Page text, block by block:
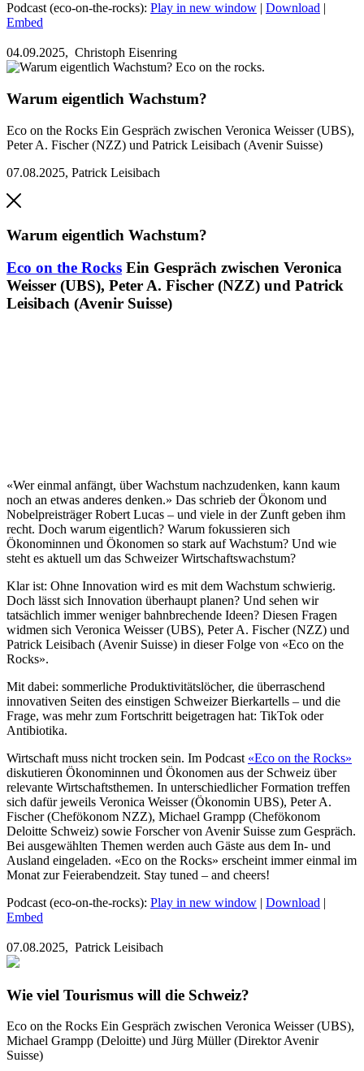
Podcast (eco-on-the-rocks): Play in new window | Download |
Embed
04.09.2025, Christoph Eisenring
Warum eigentlich Wachstum?
Eco on the Rocks Ein Gespräch zwischen Veronica Weisser (UBS),
Peter A. Fischer (NZZ) und Patrick Leisibach (Avenir Suisse)
07.08.2025, Patrick Leisibach
Warum eigentlich Wachstum?
Eco on the Rocks Ein Gespräch zwischen Veronica
Weisser (UBS), Peter A. Fischer (NZZ) und Patrick
Leisibach (Avenir Suisse)
«Wer einmal anfängt, über Wachstum nachzudenken, kann kaum
noch an etwas anderes denken.» Das schrieb der Ökonom und
Nobelpreisträger Robert Lucas – und viele in der Zunft geben ihm
recht. Doch warum eigentlich? Warum fokussieren sich
Ökonominnen und Ökonomen so stark auf Wachstum? Und wie
steht es aktuell um das Schweizer Wirtschaftswachstum?
Klar ist: Ohne Innovation wird es mit dem Wachstum schwierig.
Doch lässt sich Innovation überhaupt planen? Und sehen wir
tatsächlich immer weniger bahnbrechende Ideen? Diesen Fragen
widmen sich Veronica Weisser (UBS), Peter A. Fischer (NZZ) und
Patrick Leisibach (Avenir Suisse) in dieser Folge von «Eco on the
Rocks».
Mit dabei: sommerliche Produktivitätslöcher, die überraschend
innovativen Seiten des einstigen Schweizer Bierkartells – und die
Frage, was mehr zum Fortschritt beigetragen hat: TikTok oder
Antibiotika.
Wirtschaft muss nicht trocken sein. Im Podcast «Eco on the Rocks»
diskutieren Ökonominnen und Ökonomen aus der Schweiz über
relevante Wirtschaftsthemen. In unterschiedlicher Formation treffen
sich dafür jeweils Veronica Weisser (Ökonomin UBS), Peter A.
Fischer (Chefökonom NZZ), Michael Grampp (Chefökonom
Deloitte Schweiz) sowie Forscher von Avenir Suisse zum Gespräch.
Bei ausgewählten Themen werden auch Gäste aus dem In- und
Ausland eingeladen. «Eco on the Rocks» erscheint immer einmal im
Monat zur Feierabendzeit. Stay tuned – and cheers!
Podcast (eco-on-the-rocks): Play in new window | Download |
Embed
07.08.2025, Patrick Leisibach
Wie viel Tourismus will die Schweiz?
Eco on the Rocks Ein Gespräch zwischen Veronica Weisser (UBS),
Michael Grampp (Deloitte) und Jürg Müller (Direktor Avenir
Suisse)